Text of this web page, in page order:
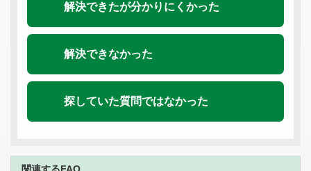
解決できたが分かりにくかった
解決できなかった
探していた質問ではなかった